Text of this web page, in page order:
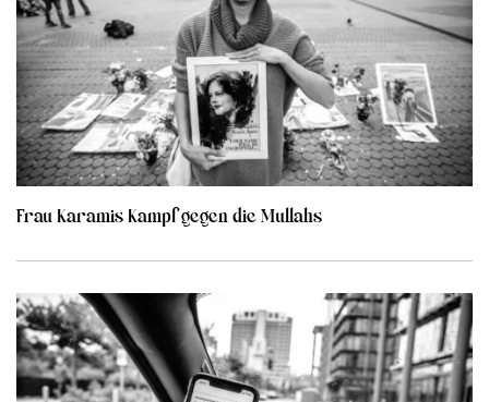
Frau Karamis Kampf gegen die Mullahs